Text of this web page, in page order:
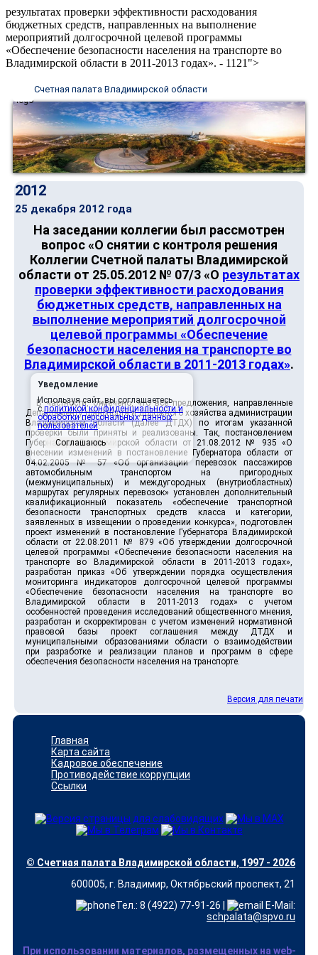
результатах проверки эффективности расходования
бюджетных средств, направленных на выполнение
мероприятий долгосрочной целевой программы
«Обеспечение безопасности населения на транспорте во
Владимирской области в 2011-2013 годах». - 1121">
Счетная палата Владимирской области
2012
25 декабря 2012 года
На заседании коллегии был рассмотрен
вопрос «О снятии с контроля решения
Коллегии Счетной палаты Владимирской
области от 25.05.2012 № 07/3 «О результатах
проверки эффективности расходования
бюджетных средств, направленных на
выполнение мероприятий долгосрочной
целевой программы «Обеспечение
безопасности населения на транспорте во
Владимирской области в 2011-2013 годах».
В частности, отмечено, что все предложения, направленные
Департаменту транспорта и дорожного хозяйства администрации
Владимирской области (далее ДТДХ) по итогам указанной
проверки были приняты и реализованы. Так, постановлением
Губернатора Владимирской области от 21.08.2012 № 935 «О
внесении изменений в постановление Губернатора области от
04.02.2005 № 57 «Об организации перевозок пассажиров
автомобильным транспортом на пригородных
(межмуниципальных) и междугородных (внутриобластных)
маршрутах регулярных перевозок» установлен дополнительный
квалификационный показатель «обеспечение транспортной
безопасности транспортных средств класса и категории,
заявленных в извещении о проведении конкурса», подготовлен
проект изменений в постановление Губернатора Владимирской
области от 22.08.2011 № 879 «Об утверждении долгосрочной
целевой программы «Обеспечение безопасности населения на
транспорте во Владимирской области в 2011-2013 годах»,
разработан приказ «Об утверждении порядка осуществления
мониторинга индикаторов долгосрочной целевой программы
«Обеспечение безопасности населения на транспорте во
Владимирской области в 2011-2013 годах» с учетом
особенностей проведения исследований общественного мнения,
разработан и скорректирован с учетом изменений нормативной
правовой базы проект соглашения между ДТДХ и
муниципальными образованиями области о взаимодействии
при разработке и реализации планов и программ в сфере
обеспечения безопасности населения на транспорте.
Версия для печати
Главная
Карта сайта
Кадровое обеспечение
Противодействие коррупции
Ссылки
© Счетная палата Владимирской области, 1997 - 2026
600005, г. Владимир, Октябрьский проспект, 21
Тел.: 8 (4922) 77-91-26 |
E-Mail:
schpalata@spvo.ru
При использовании материалов, размещенных на web-
Уведомление
Используя сайт, вы соглашаетесь
сполитикой конфиденциальности и
обработки персональных данных
пользователей.
Соглашаюсь